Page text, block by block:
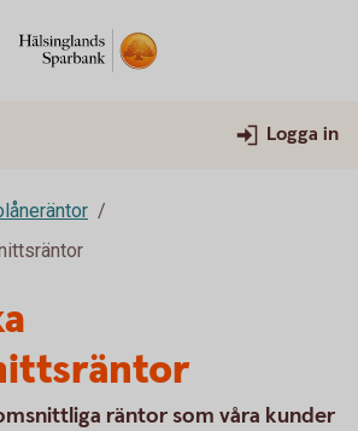
Logga in
räntor som våra kunder